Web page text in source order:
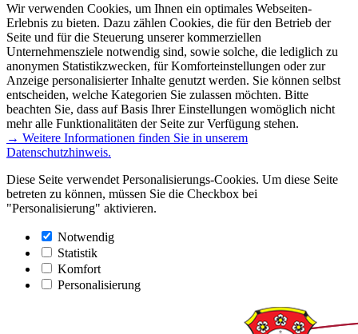
Wir verwenden Cookies, um Ihnen ein optimales Webseiten-
Erlebnis zu bieten. Dazu zählen Cookies, die für den Betrieb der
Seite und für die Steuerung unserer kommerziellen
Unternehmensziele notwendig sind, sowie solche, die lediglich zu
anonymen Statistikzwecken, für Komforteinstellungen oder zur
Anzeige personalisierter Inhalte genutzt werden. Sie können selbst
entscheiden, welche Kategorien Sie zulassen möchten. Bitte
beachten Sie, dass auf Basis Ihrer Einstellungen womöglich nicht
mehr alle Funktionalitäten der Seite zur Verfügung stehen.
→ Weitere Informationen finden Sie in unserem
Datenschutzhinweis.
Diese Seite verwendet Personalisierungs-Cookies. Um diese Seite
betreten zu können, müssen Sie die Checkbox bei
"Personalisierung" aktivieren.
Notwendig
Statistik
Komfort
Personalisierung